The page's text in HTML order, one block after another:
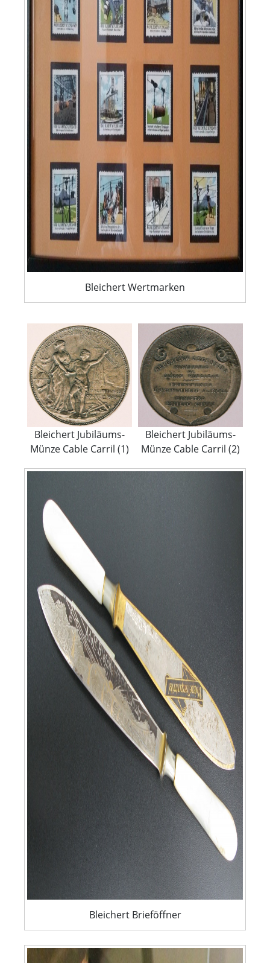
Bleichert Wertmarken
Bleichert Jubiläums-
Münze Cable Carril (1)
Bleichert Jubiläums-
Münze Cable Carril (2)
Bleichert Brieföffner